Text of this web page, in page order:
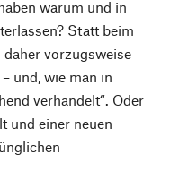
warum und in
Statt beim
vorzugsweise
und, wie man in
verhandelt“. Oder
und einer neuen